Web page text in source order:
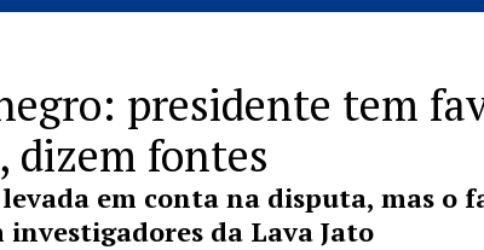
presidente tem
dizem fontes
em conta na disputa, mas o
da Lava Jato